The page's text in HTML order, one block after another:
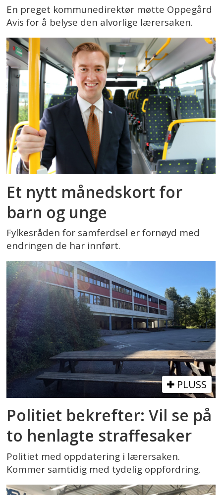
En preget kommunedirektør møtte Oppegård
Avis for å belyse den alvorlige lærersaken.
Et nytt månedskort for
barn og unge
Fylkesråden for samferdsel er fornøyd med
endringen de har innført.
PLUSS
Politiet bekrefter: Vil se på
to henlagte straffesaker
Politiet med oppdatering i lærersaken.
Kommer samtidig med tydelig oppfordring.